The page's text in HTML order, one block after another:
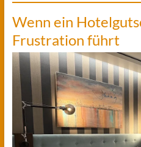
Wenn ein
Frustration führt